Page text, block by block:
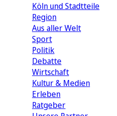
Köln und Stadtteile
Region
Aus aller Welt
Sport
Politik
Debatte
Wirtschaft
Kultur & Medien
Erleben
Ratgeber